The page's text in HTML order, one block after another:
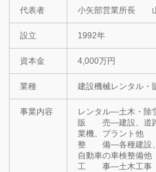
代表者 小矢部営業所長
設立 1992年
資本金 4,000万円
業種 建設機械レンタル・
事業内容
レンタル―土木・除
販 売―建設、道路
業機、プラント他
整 備―各種建設、
自動車の車検整備他
工 事―土木工事（